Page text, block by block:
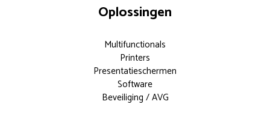
Oplossingen
Multifunctionals
Printers
Presentatieschermen
Software
Beveiliging / AVG